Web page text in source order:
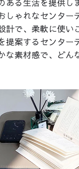
ある生活を提供し
しゃれなセンター
計で、柔軟に使い
提案するセンター
な素材感で、どん